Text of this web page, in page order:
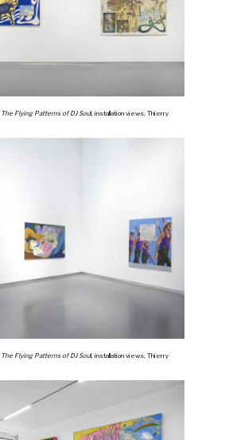
The Flying Patterns of DJ Soul, installation views, Thierry
The Flying Patterns of DJ Soul, installation views, Thierry